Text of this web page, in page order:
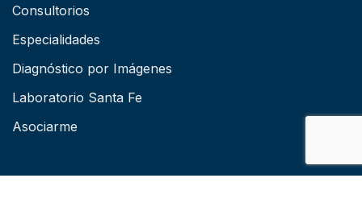
Consultorios
Especialidades
Diagnóstico por Imágenes
Laboratorio Santa Fe
Asociarme